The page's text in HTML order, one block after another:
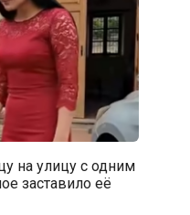
на улицу с одним
заставило её